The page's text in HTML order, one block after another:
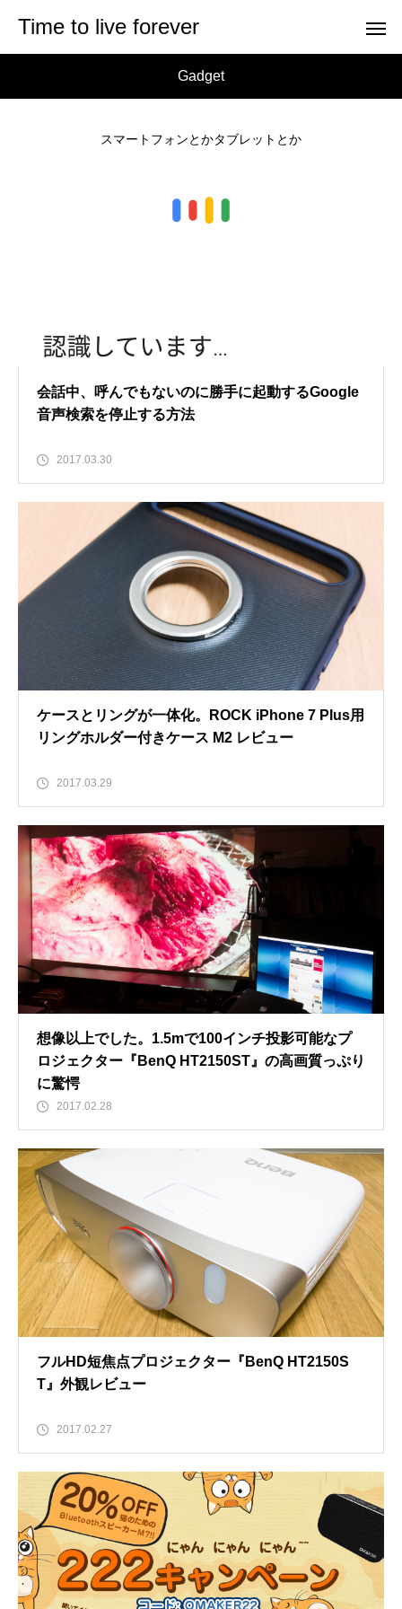
Time to live forever
Gadget
スマートフォンとかタブレットとか
会話中、呼んでもないのに勝手に起動するGoogle
音声検索を停止する方法
2017.03.30
ケースとリングが一体化。ROCK iPhone 7 Plus用
リングホルダー付きケース M2 レビュー
2017.03.29
想像以上でした。1.5mで100インチ投影可能なプ
ロジェクター『BenQ HT2150ST』の高画質っぷり
に驚愕
2017.02.28
フルHD短焦点プロジェクター『BenQ HT2150S
T』外観レビュー
2017.02.27